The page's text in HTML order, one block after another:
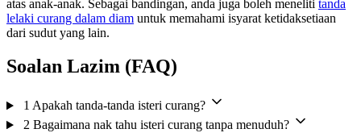
atas anak-anak. Sebagai bandingan, anda juga boleh meneliti tanda
lelaki curang dalam diam untuk memahami isyarat ketidaksetiaan
dari sudut yang lain.
Soalan Lazim (FAQ)
1 Apakah tanda-tanda isteri curang?
2 Bagaimana nak tahu isteri curang tanpa menuduh?